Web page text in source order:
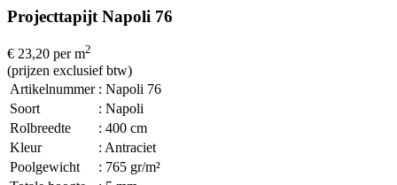
Projecttapijt Napoli 76
€ 23,20 per m2
(prijzen exclusief btw)
Artikelnummer : Napoli 76
Soort
: Napoli
Rolbreedte
: 400 cm
Kleur
: Antraciet
Poolgewicht
: 765 gr/m²